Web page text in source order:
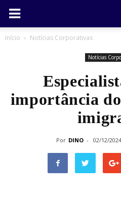
Início Notícias Corporativas
Notícias
importância
Por DINO - 02/12/2024